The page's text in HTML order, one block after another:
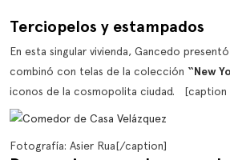
Terciopelos y estampados
En esta singular vivienda, Gancedo presentó
combinó con telas de la colección “New
iconos de la cosmopolita ciudad. [caption
Fotografía: Asier Rua[/caption]